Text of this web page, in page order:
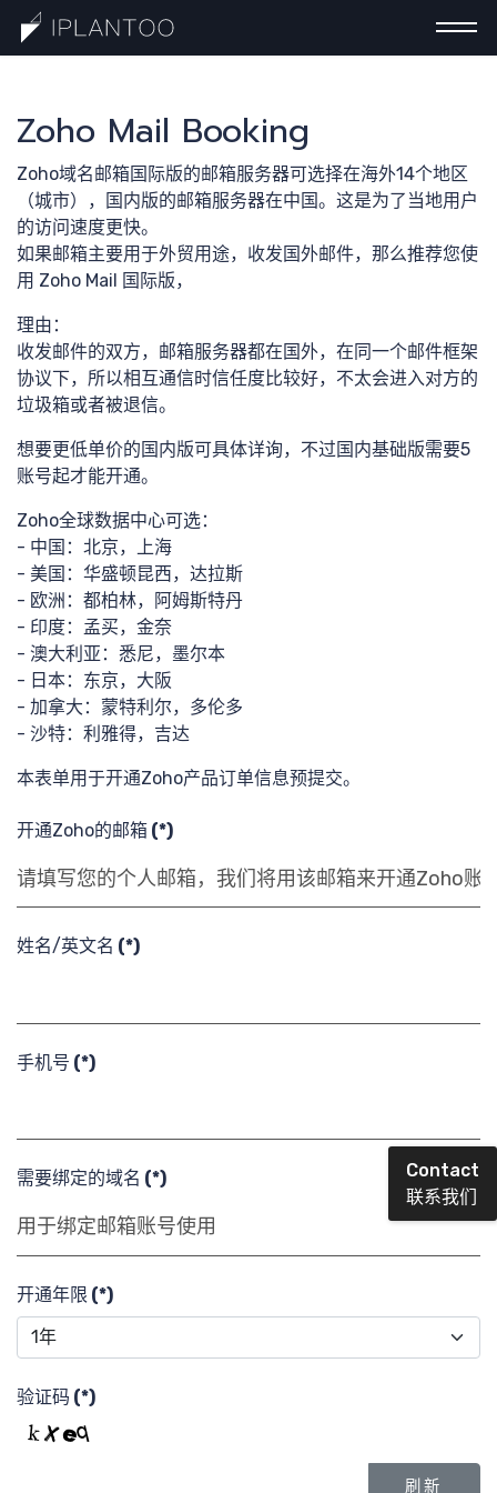
一分钟
认识巧
计
最新分
享
提交需
求
搜索
Zoho Mail Booking
Zoho域名邮箱国际版的邮箱服务器可选择在海外14个地区
（城市），国内版的邮箱服务器在中国。这是为了当地用户
的访问速度更快。
如果邮箱主要用于外贸用途，收发国外邮件，那么推荐您使
用 Zoho Mail 国际版，
理由：
收发邮件的双方，邮箱服务器都在国外，在同一个邮件框架
协议下，所以相互通信时信任度比较好，不太会进入对方的
垃圾箱或者被退信。
想要更低单价的国内版可具体详询，不过国内基础版需要5
账号起才能开通。
Zoho全球数据中心可选：
- 中国：北京，上海
- 美国：华盛顿昆西，达拉斯
- 欧洲：都柏林，阿姆斯特丹
- 印度：孟买，金奈
- 澳大利亚：悉尼，墨尔本
- 日本：东京，大阪
- 加拿大：蒙特利尔，多伦多
- 沙特：利雅得，吉达
本表单用于开通Zoho产品订单信息预提交。
开通Zoho的邮箱 (*)
姓名/英文名 (*)
手机号 (*)
需要绑定的域名 (*)
开通年限 (*)
验证码 (*)
刷新
Contact
联系我们